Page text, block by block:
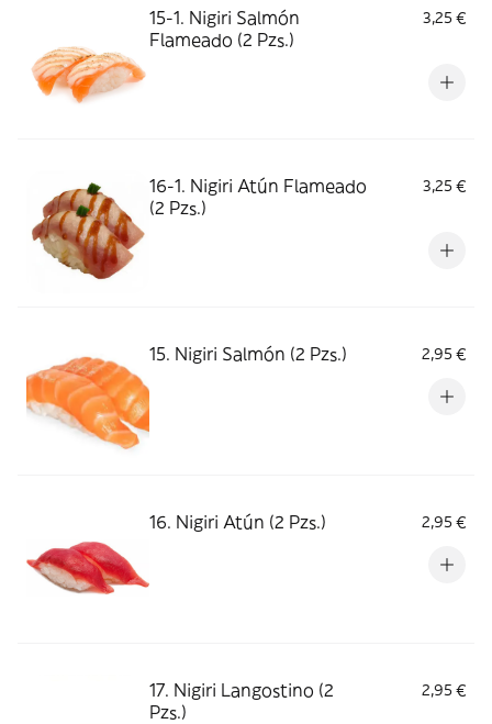
15-1. Nigiri Salmón
Flameado (2 Pzs.)
3,25 €
16-1. Nigiri Atún Flameado
(2 Pzs.)
3,25 €
15. Nigiri Salmón (2 Pzs.) 2,95 €
16. Nigiri Atún (2 Pzs.) 2,95 €
17. Nigiri Langostino (2
Pzs.)
2,95 €